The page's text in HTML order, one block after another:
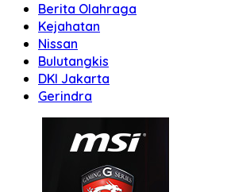
Berita Olahraga
Kejahatan
Nissan
Bulutangkis
DKI Jakarta
Gerindra